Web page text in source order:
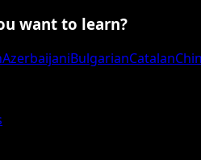
want to learn?
AzerbaijaniBulgarianCatalan